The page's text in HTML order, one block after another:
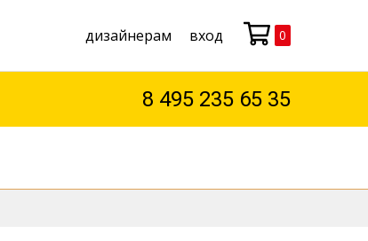
дизайнерам вход Моя корзина
0
8 495 235 65 35